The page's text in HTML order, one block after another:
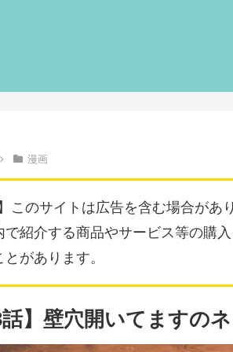
漫画
】このサイトは広告を含む場合があ
で紹介する商品やサービス等の購
とがあります。
話】壁穴開いてますの